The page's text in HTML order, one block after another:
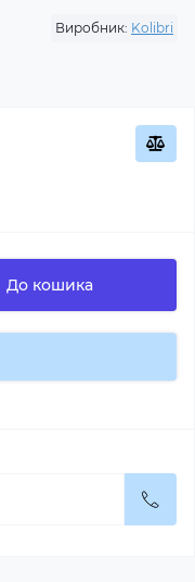
Виробник: Kolibri
До кошика